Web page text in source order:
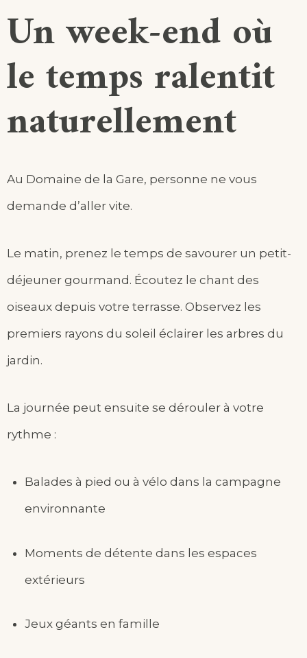
Un week-end où
le temps ralentit
naturellement
Au Domaine de la Gare, personne ne vous
demande d’aller vite.
Le matin, prenez le temps de savourer un petit-
déjeuner gourmand. Écoutez le chant des
oiseaux depuis votre terrasse. Observez les
premiers rayons du soleil éclairer les arbres du
jardin.
La journée peut ensuite se dérouler à votre
rythme :
Balades à pied ou à vélo dans la campagne
environnante
Moments de détente dans les espaces
extérieurs
Jeux géants en famille